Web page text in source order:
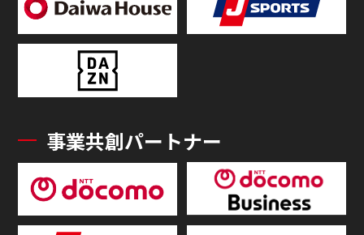
事業共創パートナー